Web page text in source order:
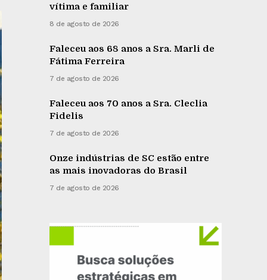
vítima e familiar
8 de agosto de 2026
Faleceu aos 68 anos a Sra. Marli de
Fátima Ferreira
7 de agosto de 2026
Faleceu aos 70 anos a Sra. Cleclia
Fidelis
7 de agosto de 2026
Onze indústrias de SC estão entre
as mais inovadoras do Brasil
7 de agosto de 2026